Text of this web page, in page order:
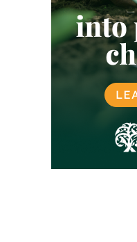
LATIJNS-
LOKALE
LUCHTVAART
MEXICO
MORGAN
OVERHEID